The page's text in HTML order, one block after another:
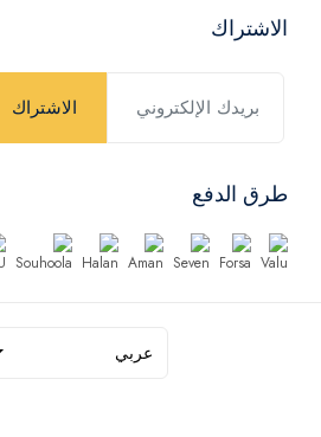
الاشتراك
الاشتراك
طرق الدفع
عربي